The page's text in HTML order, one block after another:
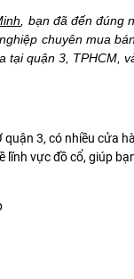
, bạn đã đến đúng
chuyên mua
quận 3, TPHCM,
3, có nhiều cửa
vực đồ cổ, giúp